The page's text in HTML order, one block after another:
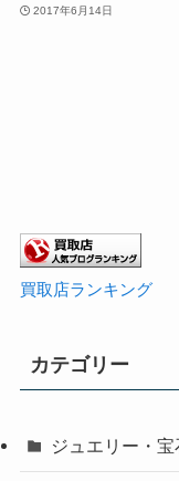
2017年6月14日
買取店ランキング
カテゴリー
ジュエリー・宝